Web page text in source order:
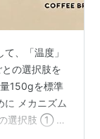
、「温度」
の選択肢を
150gを標準
に メカニズム
選択肢 ① 苦